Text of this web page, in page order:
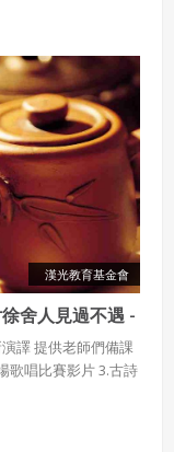
頂級的柏林愛樂樂
被《人物》雜誌稱
約。
漢光教育基金會
舍人見過不遇 -
譯 提供老師們備課
歌唱比賽影片 3.古詩
) 5.詩詞賞析 6.鋼
年）是中國歷史上